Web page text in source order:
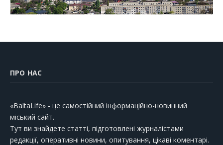
ПРО НАС
«BaltaLife» - це самостійний інформаційно-новинний
міський сайт.
Тут ви знайдете статті, підготовлені журналістами
редакції, оперативні новини, опитування, цікаві коментарі.